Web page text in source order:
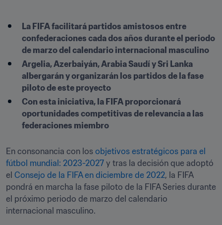
La FIFA facilitará partidos amistosos entre
confederaciones cada dos años durante el periodo
de marzo del calendario internacional masculino
Argelia, Azerbaiyán, Arabia Saudí y Sri Lanka
albergarán y organizarán los partidos de la fase
piloto de este proyecto
Con esta iniciativa, la FIFA proporcionará
oportunidades competitivas de relevancia a las
federaciones miembro
En consonancia con los objetivos estratégicos para el
fútbol mundial: 2023-2027 y tras la decisión que adoptó
el Consejo de la FIFA en diciembre de 2022, la FIFA
pondrá en marcha la fase piloto de la FIFA Series durante
el próximo periodo de marzo del calendario
internacional masculino.